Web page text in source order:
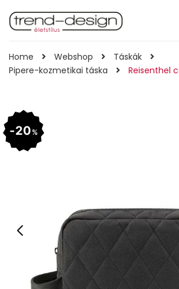
Home Webshop
Táskák
Pipere-kozmetikai táska
Reisenthel
20%